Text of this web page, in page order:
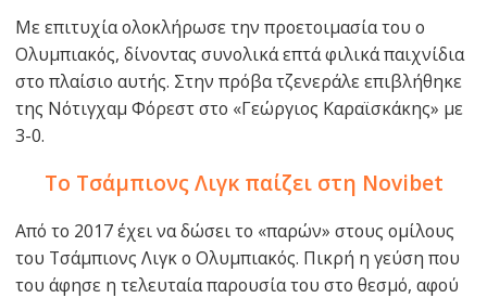
Με επιτυχία ολοκλήρωσε την προετοιμασία του ο
Ολυμπιακός, δίνοντας συνολικά επτά φιλικά παιχνίδια
στο πλαίσιο αυτής. Στην πρόβα τζενεράλε επιβλήθηκε
της Νότιγχαμ Φόρεστ στο «Γεώργιος Καραϊσκάκης» με
3-0.
Το Τσάμπιονς Λιγκ παίζει στη Novibet
Από το 2017 έχει να δώσει το «παρών» στους ομίλους
του Τσάμπιονς Λιγκ ο Ολυμπιακός. Πικρή η γεύση που
του άφησε η τελευταία παρουσία του στο θεσμό, αφού